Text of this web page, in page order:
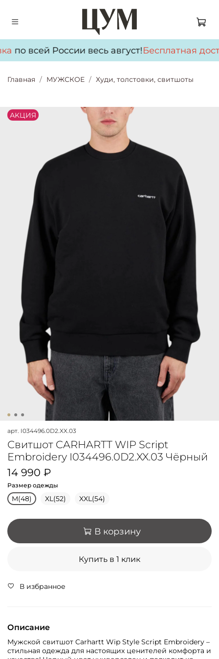
по всей России весь август!Бесплатная
Главная МУЖСКОЕ Худи, толстовки, свитшоты
АKЦИЯ
арт. I034496.0D2.XX.03
Свитшот CARHARTT WIP Script
Embroidery I034496.0D2.XX.03 Чёрный
14 990 ₽
Размер одежды
M(48) XL(52) XXL(54)
В корзину
Купить в 1 клик
В избранное
Описание
Мужской свитшот Carhartt Wip Style Script Embroidery –
стильная одежда для настоящих ценителей комфорта и